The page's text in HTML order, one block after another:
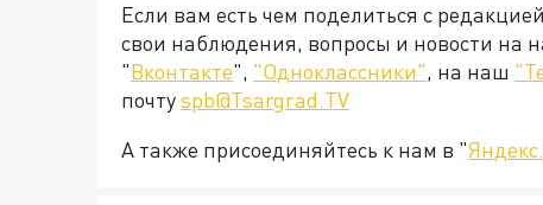
Если вам есть чем поделиться с
свои наблюдения, вопросы и новости на
"Вконтакте", "Одноклассники", на наш
почтуspb@Tsargrad.TV
А также присоединяйтесь к нам в "